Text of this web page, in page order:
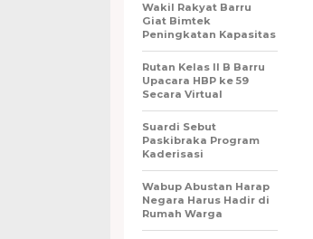
Wakil Rakyat Barru
Giat Bimtek
Peningkatan Kapasitas
Rutan Kelas II B Barru
Upacara HBP ke 59
Secara Virtual
Suardi Sebut
Paskibraka Program
Kaderisasi
Wabup Abustan Harap
Negara Harus Hadir di
Rumah Warga